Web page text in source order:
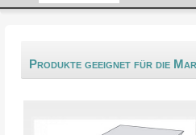
Produkte geeignet für die